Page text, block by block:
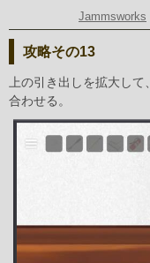
Jammsworks
攻略その13
上の引き出しを拡大し
合わせる。